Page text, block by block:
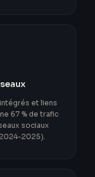
et liens
67 % de trafic
sociaux
2025).